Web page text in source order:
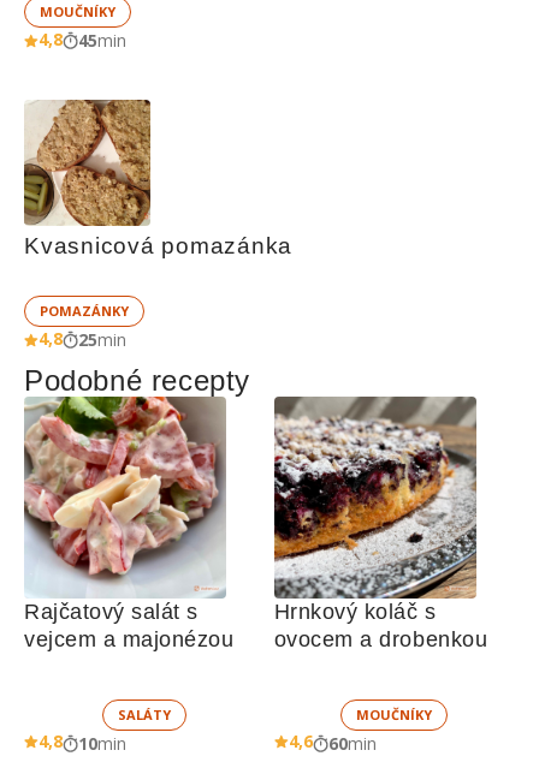
MOUČNÍKY
4,8 45min
Kvasnicová pomazánka
POMAZÁNKY
4,8 25min
Podobné recepty
Rajčatový salát s
vejcem a majonézou
SALÁTY
4,8 10min
Hrnkový koláč s
ovocem a drobenkou
MOUČNÍKY
4,6 60min